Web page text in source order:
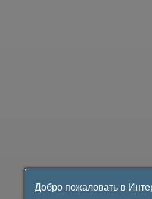
Добро пожаловать в